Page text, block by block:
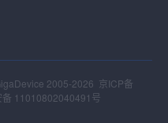
2005-2026 京ICP备
备 11010802040491号